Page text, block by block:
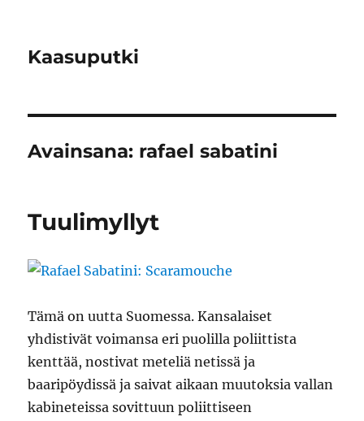
Kaasuputki
Avainsana: rafael sabatini
Tuulimyllyt
Tämä on uutta Suomessa. Kansalaiset
yhdistivät voimansa eri puolilla poliittista
kenttää, nostivat meteliä netissä ja
baaripöydissä ja saivat aikaan muutoksia vallan
kabineteissa sovittuun poliittiseen